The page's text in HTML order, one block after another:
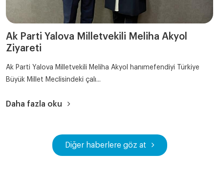
Ak Parti Yalova Milletvekili Meliha Akyol
Ziyareti
Ak Parti Yalova Milletvekili Meliha Akyol hanımefendiyi Türkiye
Büyük Millet Meclisindeki çalı...
Daha fazla oku
Diğer haberlere göz at